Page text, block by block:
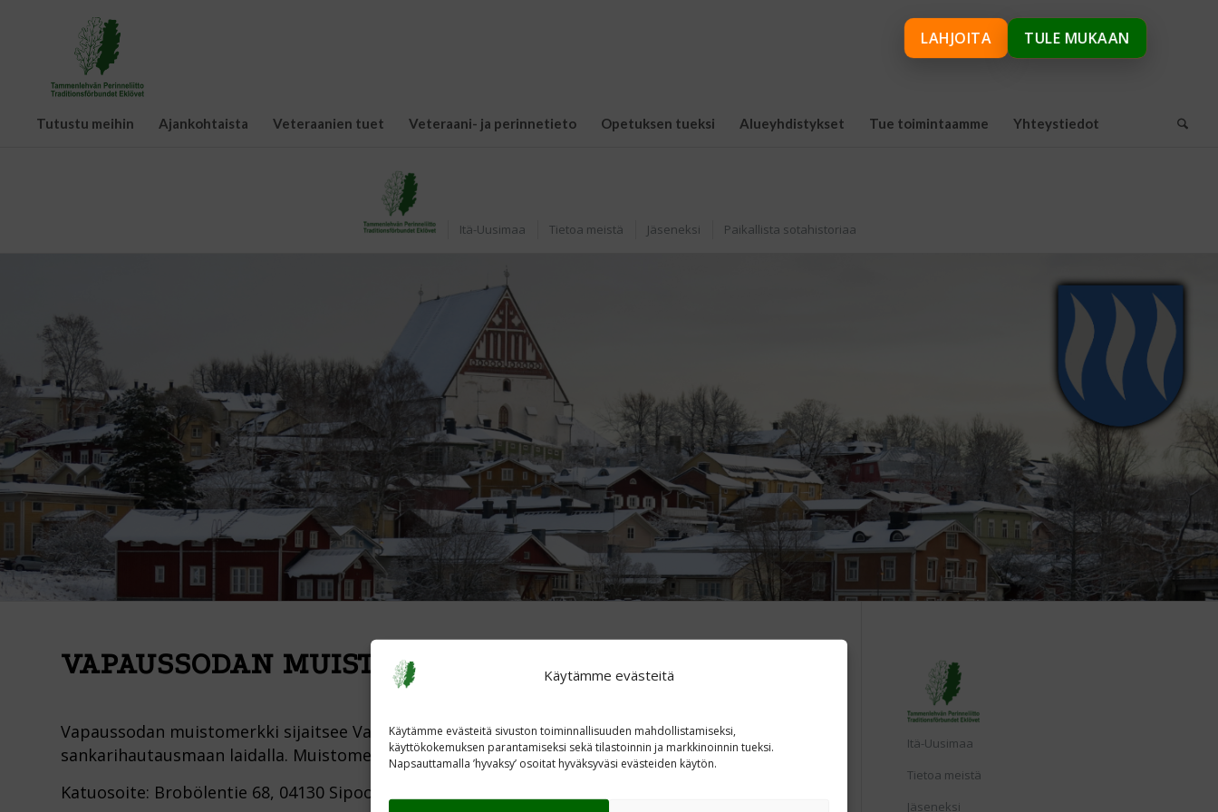
Käytämme evästeitä
Käytämme evästeitä sivuston toiminnallisuuden mahdollistamiseksi,
käyttökokemuksen parantamiseksi sekä tilastoinnin ja markkinoinnin tueksi.
Napsauttamalla ’hyvaksy’ osoitat hyväksyväsi evästeiden käytön.
Tutustu meihin Ajankohtaista Veteraanien tuet Veteraani- ja perinnetieto Opetuksen tueksi Alueyhdistykset Tue toimintaamme Yhteystiedot
Itä-Uusimaa Tietoa meistä Jäseneksi Paikallista sotahistoriaa
VAPAUSSODAN MUISTOMERKKI
Vapaussodan muistomerkki sijaitsee Vanhan kirkon
sankarihautausmaan laidalla. Muistomerkki paljastettu 1925.
Katuosoite: Brobölentie 68, 04130 Sipoo.
Itä-Uusimaa
Tietoa meistä
Jäseneksi
LAHJOITA TULE MUKAAN